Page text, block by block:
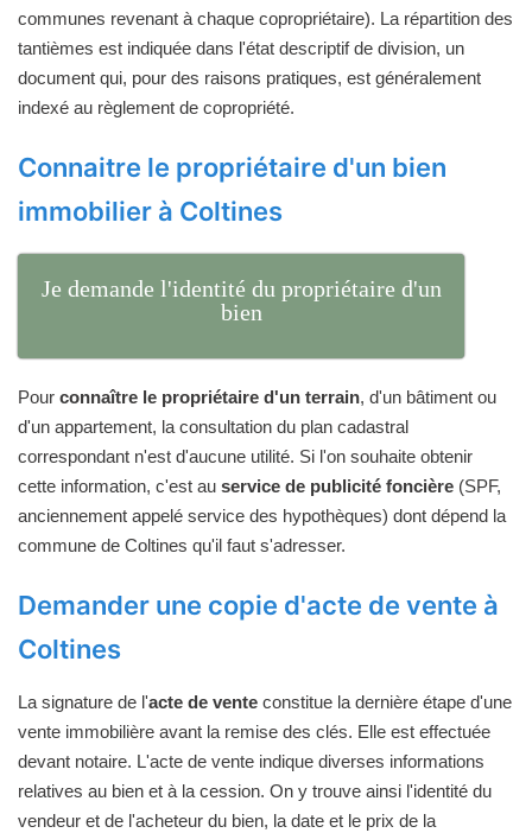
communes revenant à chaque copropriétaire). La répartition des
tantièmes est indiquée dans l'état descriptif de division, un
document qui, pour des raisons pratiques, est généralement
indexé au règlement de copropriété.
Connaitre le propriétaire d'un bien
immobilier à Coltines
Je demande l'identité du propriétaire d'un
bien
Pour connaître le propriétaire d'un terrain, d'un bâtiment ou
d'un appartement, la consultation du plan cadastral
correspondant n'est d'aucune utilité. Si l'on souhaite obtenir
cette information, c'est au service de publicité foncière (SPF,
anciennement appelé service des hypothèques) dont dépend la
commune de Coltines qu'il faut s'adresser.
Demander une copie d'acte de vente à
Coltines
La signature de l'acte de vente constitue la dernière étape d'une
vente immobilière avant la remise des clés. Elle est effectuée
devant notaire. L'acte de vente indique diverses informations
relatives au bien et à la cession. On y trouve ainsi l'identité du
vendeur et de l'acheteur du bien, la date et le prix de la